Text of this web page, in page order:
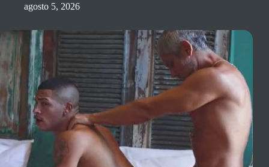
agosto 5, 2026